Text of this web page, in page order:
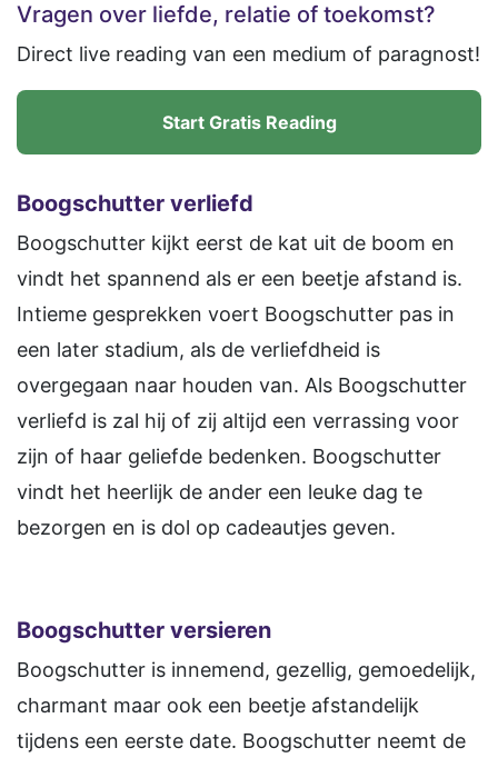
Vragen over liefde, relatie of toekomst?
Direct live reading van een medium of paragnost!
Start Gratis Reading
Boogschutter verliefd
Boogschutter kijkt eerst de kat uit de boom en
vindt het spannend als er een beetje afstand is.
Intieme gesprekken voert Boogschutter pas in
een later stadium, als de verliefdheid is
overgegaan naar houden van. Als Boogschutter
verliefd is zal hij of zij altijd een verrassing voor
zijn of haar geliefde bedenken. Boogschutter
vindt het heerlijk de ander een leuke dag te
bezorgen en is dol op cadeautjes geven.
Boogschutter versieren
Boogschutter is innemend, gezellig, gemoedelijk,
charmant maar ook een beetje afstandelijk
tijdens een eerste date. Boogschutter neemt de